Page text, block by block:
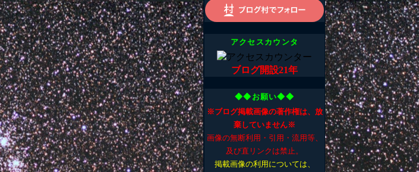
アクセスカウンタ
ブログ開設21年
◆◆お願い◆◆
※ブログ掲載画像の著作権は、放
棄していません※
画像の無断利用・引用・流用等、
及び直リンクは禁止。
掲載画像の利用については、